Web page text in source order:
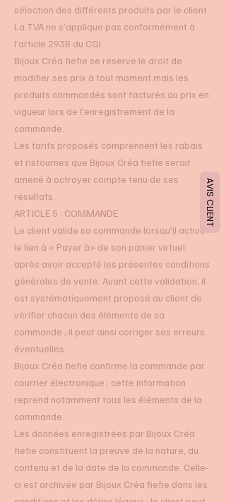
sélection des différents produits par le client.
La TVA ne s’applique pas conformément à
l’article 293B du CGI.
Bijoux Créa fiefie se réserve le droit de
modifier ses prix à tout moment mais les
produits commandés sont facturés au prix en
vigueur lors de l'enregistrement de la
commande.
Les tarifs proposés comprennent les rabais
et ristournes que Bijoux Créa fiefie serait
amené à octroyer compte tenu de ses
résultats.
ARTICLE 5 : COMMANDE
Le client valide sa commande lorsqu'il active
le lien à « Payer à» de son panier virtuel
après avoir accepté les présentes conditions
générales de vente. Avant cette validation, il
est systématiquement proposé au client de
vérifier chacun des éléments de sa
commande ; il peut ainsi corriger ses erreurs
éventuelles.
Bijoux Créa fiefie confirme la commande par
courrier électronique ; cette information
reprend notamment tous les éléments de la
commande.
Les données enregistrées par Bijoux Créa
fiefie constituent la preuve de la nature, du
contenu et de la date de la commande. Celle-
ci est archivée par Bijoux Créa fiefie dans les
AVIS CLIENT